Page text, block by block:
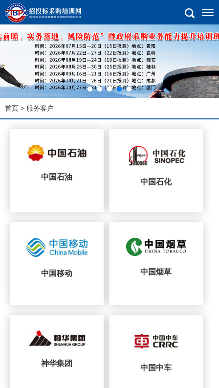
首页 > 服务客户
中国石油
中国石化
中国移动 中国烟草
神华集团
中国中车